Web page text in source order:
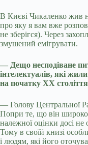
В Києві Чикаленко жив
про яку я вам вже
не зберігся). Через
змушений емігрувати.
— Дещо несподіване
інтелектуалів, які
на початку ХХ
— Голову Центральної
Попри те, що він широко
належної оцінки досі
Тому в своїй книзі
і людям, які його